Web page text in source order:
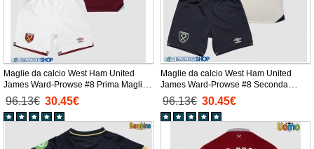
Maglie da calcio West Ham United
James Ward-Prowse #8 Prima Maglia
Bambino 2025-26 Manica Corta +
Pantaloni corti)
96.13€ 30.45€
Maglie da calcio West Ham United
James Ward-Prowse #8 Seconda
Maglia Bambino 2025-26 Manica Corta
+ Pantaloni corti)
96.13€ 30.45€